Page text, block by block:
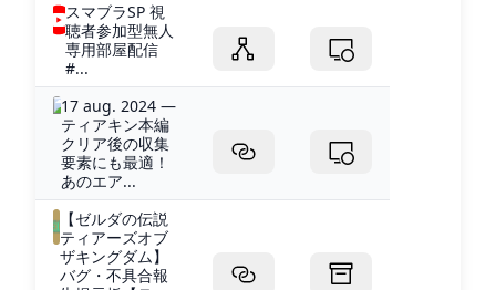
スマブラSP 視
聴者参加型無人
専用部屋配信
#...
17 aug. 2024 —
ティアキン本編
クリア後の収集
要素にも最適！
あのエア...
【ゼルダの伝説
ティアーズオブ
ザキングダム】
バグ・不具合報